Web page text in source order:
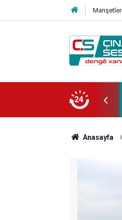
Manşetler
24
Anasayfa